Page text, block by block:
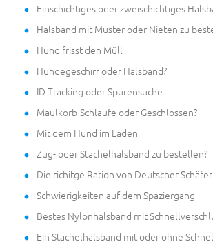
Einschichtiges oder zweischichtiges
Halsband mit Muster oder Nieten zu
Hund frisst den Müll
Hundegeschirr oder Halsband?
ID Tracking oder Spurensuche
Maulkorb-Schlaufe oder Geschlossen?
Mit dem Hund im Laden
Zug- oder Stachelhalsband zu bestellen?
Die richitge Ration von Deutscher
Schwierigkeiten auf dem Spaziergang
Bestes Nylonhalsband mit
Ein Stachelhalsband mit oder ohne